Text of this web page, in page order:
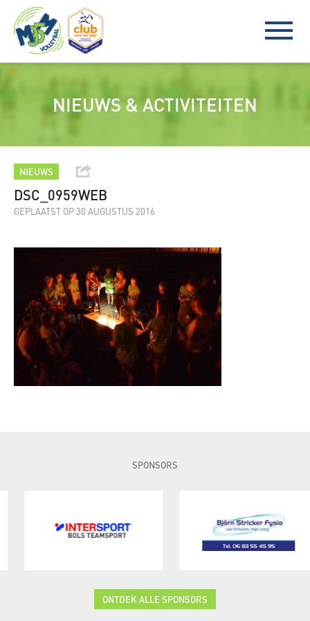
NIEUWS & ACTIVITEITEN
NIEUWS
DSC_0959WEB
GEPLAATST OP 30 AUGUSTUS 2016
SPONSORS
ONTDEK ALLE SPONSORS